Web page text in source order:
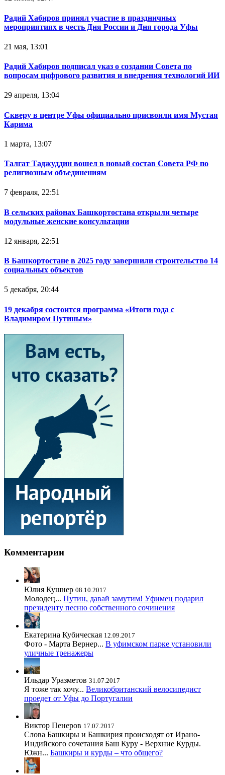
Радий Хабиров принял участие в праздничных
мероприятиях в честь Дня России и Дня города Уфы
21 мая, 13:01
Радий Хабиров подписал указ о создании Совета по
вопросам цифрового развития и внедрения технологий ИИ
29 апреля, 13:04
Скверу в центре Уфы официально присвоили имя Мустая
Карима
1 марта, 13:07
Талгат Таджуддин вошел в новый состав Совета РФ по
религиозным объединениям
7 февраля, 22:51
В сельских районах Башкортостана открыли четыре
модульные женские консультации
12 января, 22:51
В Башкортостане в 2025 году завершили строительство 14
социальных объектов
5 декабря, 20:44
19 декабря состоится программа «Итоги года с
Владимиром Путиным»
Комментарии
Юлия Кушнер 08.10.2017
Молодец... Путин, давай замутим! Уфимец подарил
президенту песню собственного сочинения
Екатерина Кубическая 12.09.2017
Фото - Марта Вернер... В уфимском парке установили
уличные тренажеры
Ильдар Уразметов 31.07.2017
Я тоже так хочу... Великобританский велосипедист
проедет от Уфы до Португалии
Виктор Пенеров 17.07.2017
Слова Башкиры и Башкирия происходят от Ирано-
Индийского сочетания Баш Куру - Верхние Курды.
Южн... Башкиры и курды – что общего?